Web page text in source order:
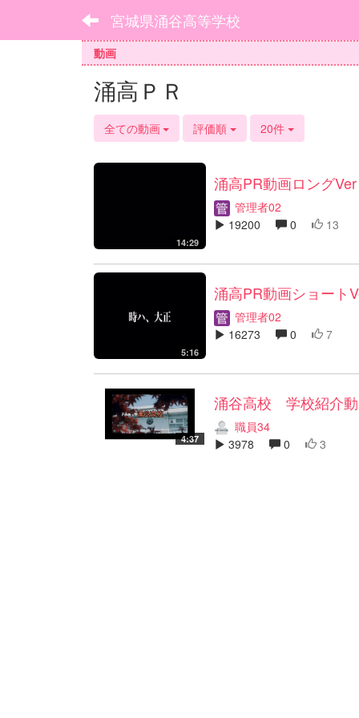
宮城県涌谷高等学校
動画
涌高ＰＲ
全ての動画 評価順 20件
14:29
涌高PR動画ロングVer
管理者02
19200
0 13
5:16
涌高PR動画ショート
管理者02
16273
0 7
4:37
涌谷高校 学校紹介
職員34
3978
0 3